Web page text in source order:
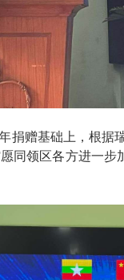
捐赠基础上，根
同领区各方进一